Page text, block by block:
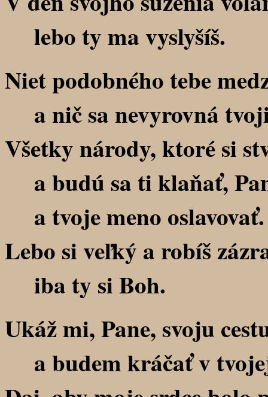
lebo ty ma vyslyšíš.
Niet podobného tebe
a nič sa nevyrovná
Všetky národy, ktoré si
a budú sa ti klaňať,
a tvoje meno oslavovať.
Lebo si veľký a robíš
iba ty si Boh.
Ukáž mi, Pane, svoju
a budem kráčať v